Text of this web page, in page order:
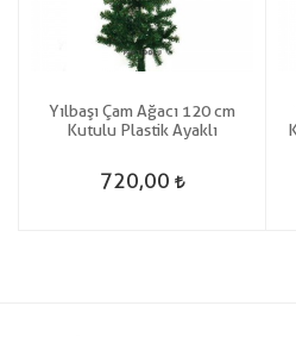
Yılbaşı Çam Ağacı 120 cm
Kutulu Plastik Ayaklı
720,00